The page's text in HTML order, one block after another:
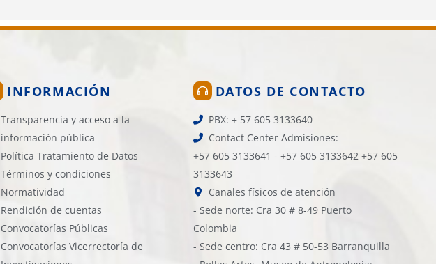
INFORMACIÓN
Transparencia y acceso a la
información pública
Política Tratamiento de Datos
Términos y condiciones
Normatividad
Rendición de cuentas
Convocatorías Públicas
Convocatorías Vicerrectoría de
DATOS DE CONTACTO
PBX: + 57 605 3133640
Contact Center Admisiones:
+57 605 3133641 - +57 605 3133642 +57 605
3133643
Canales físicos de atención
- Sede norte: Cra 30 # 8-49 Puerto
Colombia
- Sede centro: Cra 43 # 50-53 Barranquilla